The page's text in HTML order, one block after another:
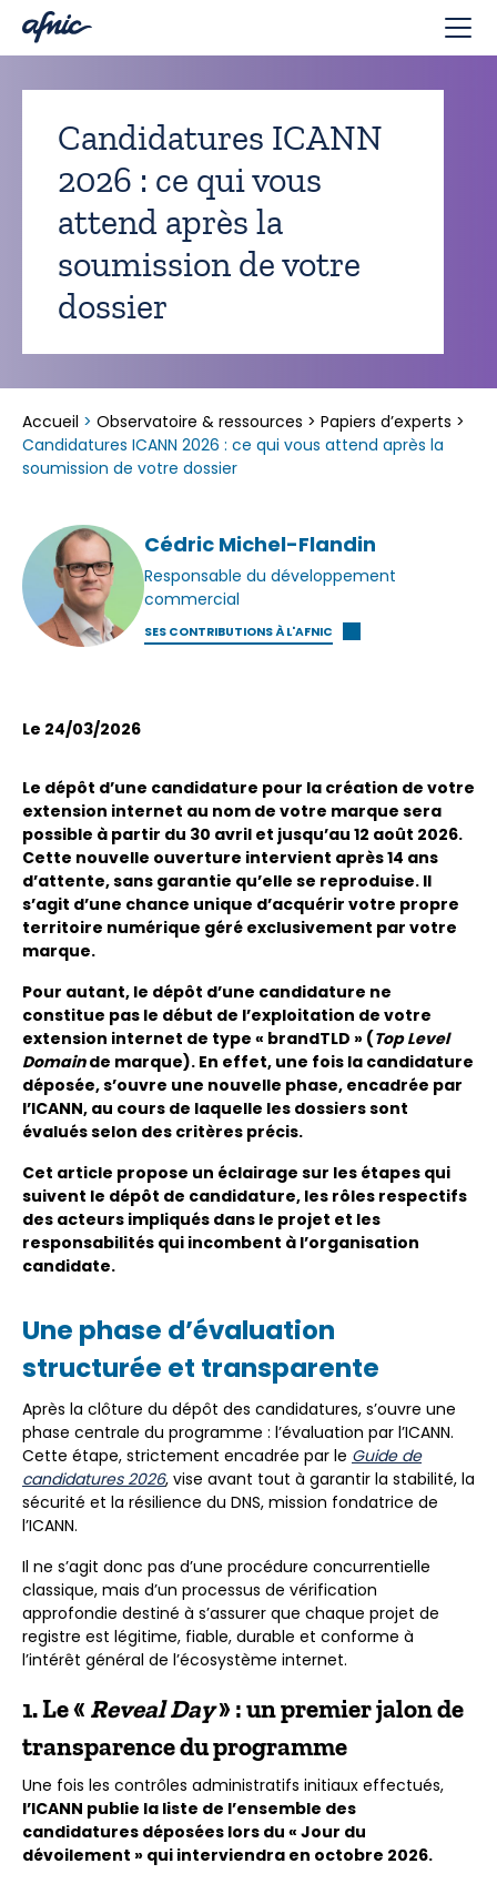
Candidatures ICANN
2026 : ce qui vous
attend après la
soumission de votre
dossier
Accueil > Observatoire & ressources > Papiers d’experts >
Candidatures ICANN 2026 : ce qui vous attend après la
soumission de votre dossier
Cédric Michel-Flandin
Responsable du développement
commercial
SES CONTRIBUTIONS À L'AFNIC
Le 24/03/2026
Le dépôt d’une candidature pour la création de votre
extension internet au nom de votre marque sera
possible à partir du 30 avril et jusqu’au 12 août 2026.
Cette nouvelle ouverture intervient après 14 ans
d’attente, sans garantie qu’elle se reproduise. Il
s’agit d’une chance unique d’acquérir votre propre
territoire numérique géré exclusivement par votre
marque.
Pour autant, le dépôt d’une candidature ne
constitue pas le début de l’exploitation de votre
extension internet de type « brandTLD » (Top Level
Domainde marque). En effet, une fois la candidature
déposée, s’ouvre une nouvelle phase, encadrée par
l’ICANN, au cours de laquelle les dossiers sont
évalués selon des critères précis.
Cet article propose un éclairage sur les étapes qui
suivent le dépôt de candidature, les rôles respectifs
des acteurs impliqués dans le projet et les
responsabilités qui incombent à l’organisation
candidate.
Une phase d’évaluation
structurée et transparente
Après la clôture du dépôt des candidatures, s’ouvre une
phase centrale du programme : l’évaluation par l’ICANN.
Cette étape, strictement encadrée par le Guide de
candidatures 2026, vise avant tout à garantir la stabilité, la
sécurité et la résilience du DNS, mission fondatrice de
l’ICANN.
Il ne s’agit donc pas d’une procédure concurrentielle
classique, mais d’un processus de vérification
approfondie destiné à s’assurer que chaque projet de
registre est légitime, fiable, durable et conforme à
l’intérêt général de l’écosystème internet.
1. Le « Reveal Day» : un premier jalon de
transparence du programme
Une fois les contrôles administratifs initiaux effectués,
l’ICANN publie la liste de l’ensemble des
candidatures déposées lors du « Jour du
dévoilement » qui interviendra en octobre 2026.
Panneau de gestion des cookies